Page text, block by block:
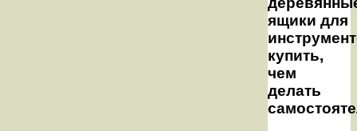
ящики для
купить,
чем
делать